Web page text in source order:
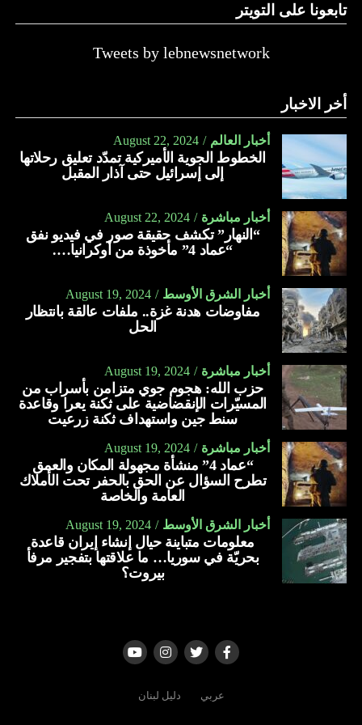
حيث يعدّ العسل بمثابة علاج لكل مرض. وفي الآتي فوائد عسل
يعالج النحافة بمساهمته في زيادة الوزن.
يحمي الجهاز الهضمي من الأمراض المختلفة.
يقلّل من آلام القولون العصبي.
يعالج الصداع.
يمدّ الجسم بالنشاط والطاقة والحيوية.
يسهّل عملية الولادة الطبيعية.
يعمل على تقوية العظام والأسنان.
يعالج الجروح.
يقلّل النزيف.
يحمي من فقر الدم خلال الحمل.
ينظّم مستوى ضغط الدم.
يعمل على تبطين المعدة.
يحمي من الإصابة بارتجاع المريء.
يعمل على تقوية جهاز المناعة.
يقلل من الإصابة بالالتهابات.
يخفف من أعراض البرد والإنفلونزا والسعال.
يساعد على ترطيب الحلق.
يعالج قرحة المعدة.
يخفّف من التهاب الجيوب الأنفية.
تابعونا على التويتر
Tweets by lebnewsnetwork
أخر الاخبار
أخبار العالم August 22, 2024
الخطوط الجوية الأميركية تمدّد تعليق رحلاتها
إلى إسرائيل حتى آذار المقبل
أخبار مباشرة August 22, 2024
“النهار” تكشف حقيقة صور في فيديو نفق
“عماد 4” مأخوذة من أوكرانيا….
أخبار الشرق الأوسط August 19, 2024
مفاوضات هدنة غزة.. ملفات عالقة بانتظار
الحل
أخبار مباشرة August 19, 2024
حزب الله: هجوم جوي متزامن بأسراب من
المسيّرات الإنقضاضية على ثكنة يعرا وقاعدة
سنط جين واستهداف ثكنة زرعيت
أخبار مباشرة August 19, 2024
“عماد 4” منشأة مجهولة المكان والعمق
تطرح السؤال عن الحق بالحفر تحت الأملاك
العامة والخاصة
أخبار الشرق الأوسط August 19, 2024
معلومات متباينة حيال إنشاء إيران قاعدة
بحريّة في سوريا… ما علاقتها بتفجير مرفأ
بيروت؟
عربي دليل لبنان